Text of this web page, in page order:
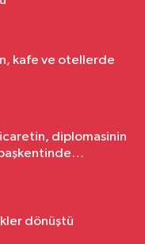
kafe ve otellerde
diplomasinin
dönüştü